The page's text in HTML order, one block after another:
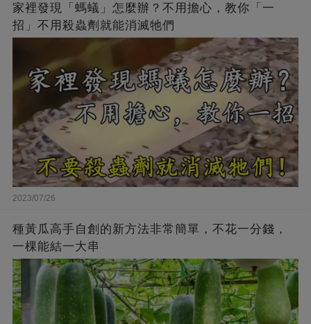
家裡發現「螞蟻」怎麼辦？不用擔心，教你「一
招」不用殺蟲劑就能消滅牠們
2023/07/26
種黃瓜高手自創的新方法非常簡單，不花一分錢，
一棵能結一大串